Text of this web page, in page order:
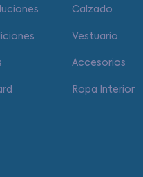
Calzado
Vestuario
Accesorios
Ropa Interior